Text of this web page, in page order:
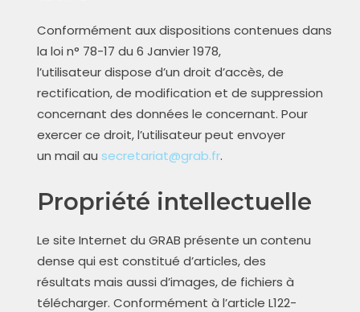
Conformément aux dispositions contenues dans
la loi n° 78-17 du 6 Janvier 1978,
l’utilisateur dispose d’un droit d’accès, de
rectification, de modification et de suppression
concernant des données le concernant. Pour
exercer ce droit, l’utilisateur peut envoyer
un mail au secretariat@grab.fr.
Propriété intellectuelle
Le site Internet du GRAB présente un contenu
dense qui est constitué d’articles, des
résultats mais aussi d’images, de fichiers à
télécharger. Conformément à l’article L122-